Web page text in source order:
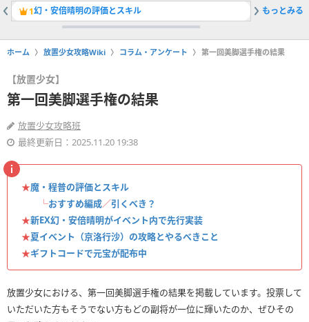
1幻・安倍晴明の評価とスキル 2魔・程
もっとみる
ホーム 放置少女攻略Wiki コラム・アンケート 第一回美脚選手権の結果
【放置少女】
第一回美脚選手権の結果
放置少女攻略班
最終更新日：2025.11.20 19:38
★魔・程普の評価とスキル
└おすすめ編成／引くべき？
★新EX幻・安倍晴明がイベント内で先行実装
★夏イベント（京洛行沙）の攻略とやるべきこと
★ギフトコードで元宝が配布中
放置少女における、第一回美脚選手権の結果を掲載しています。投票して
いただいた方もそうでない方もどの副将が一位に輝いたのか、ぜひその